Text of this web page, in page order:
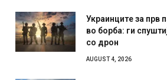
Украинците за прв
во борба: ги
со дрон
AUGUST 4, 2026